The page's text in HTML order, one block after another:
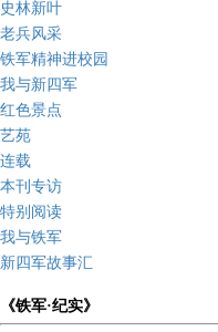
史林新叶
老兵风采
铁军精神进校园
我与新四军
红色景点
艺苑
连载
本刊专访
特别阅读
我与铁军
新四军故事汇
《铁军·纪实》